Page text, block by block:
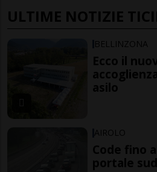
ULTIME NOTIZIE
BELLINZONA
Ecco il
asilo
AIROLO
Code fino
portale